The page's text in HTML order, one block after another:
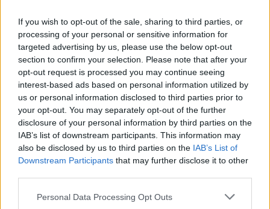
If you wish to opt-out of the sale, sharing to third parties, or
processing of your personal or sensitive information for
targeted advertising by us, please use the below opt-out
section to confirm your selection. Please note that after your
opt-out request is processed you may continue seeing
interest-based ads based on personal information utilized by
us or personal information disclosed to third parties prior to
your opt-out. You may separately opt-out of the further
disclosure of your personal information by third parties on the
IAB’s list of downstream participants. This information may
also be disclosed by us to third parties on the IAB’s List of
Downstream Participants that may further disclose it to other
Please note that this website/app uses one or more Google
Personal Data Processing Opt Outs
elkülönítés megoldásával mindenkit fogadnak a
Máltai intézményeiben.
(A vörös kód jelzést a Belügyminisztérium
gondoskodáspolitikáért felelős államtitkára adja ki
a HungaroMet jelzésének figyelembe vételével, a
téli időszakban -10 °C vagy annál alacsonyabb
hőmérséklet esetén lép életbe. A protokoll
keretében ilyenkor valamennyi szociális intézmény